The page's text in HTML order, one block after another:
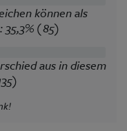
können als
35,3% (85)
aus in diesem